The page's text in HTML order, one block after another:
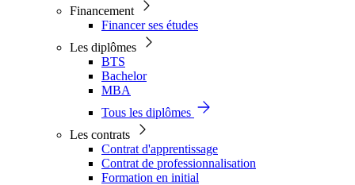
Financement
Financer ses études
Les diplômes
BTS
Bachelor
MBA
Tous les diplômes
Les contrats
Contrat d'apprentissage
Contrat de professionnalisation
Formation en initial